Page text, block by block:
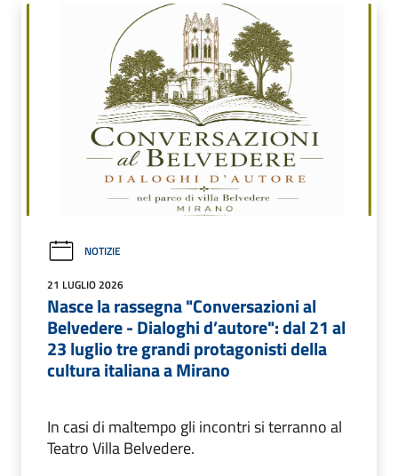
NOTIZIE
21 LUGLIO 2026
Nasce la rassegna "Conversazioni al
Belvedere - Dialoghi d’autore": dal 21 al
23 luglio tre grandi protagonisti della
cultura italiana a Mirano
In casi di maltempo gli incontri si terranno al
Teatro Villa Belvedere.